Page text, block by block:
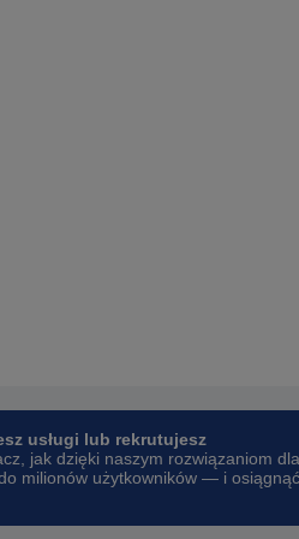
usługi lub rekrutujesz
jak dzięki naszym rozwiązaniom dla
milionów użytkowników — i osiągnąć